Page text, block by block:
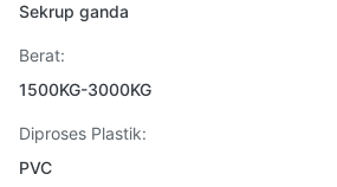
Sekrup ganda
Berat:
1500KG-3000KG
Diproses Plastik:
PVC